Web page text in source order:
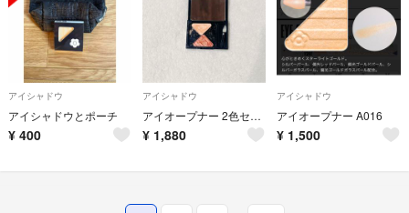
アイシャドウ
アイシャドウとポーチ
¥ 400
アイシャドウ
アイオープナー 2色セット
¥ 1,880
アイシャドウ
アイオープナー A016
¥ 1,500